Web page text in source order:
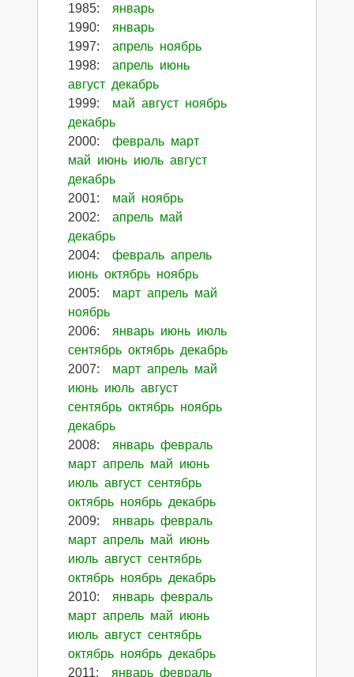
1985:
январь
1990:
январь
1997: апрель ноябрь
1998: апрель июнь
август декабрь
1999: май август ноябрь
декабрь
2000: февраль март
май июнь июль август
декабрь
2001: май ноябрь
2002: апрель май
декабрь
2004: февраль апрель
июнь октябрь ноябрь
2005: март апрель май
ноябрь
2006: январь июнь июль
сентябрь октябрь декабрь
2007: март апрель май
июнь июль август
сентябрь октябрь ноябрь
декабрь
2008: январь февраль
март апрель май июнь
июль август сентябрь
октябрь ноябрь декабрь
2009: январь февраль
март апрель май июнь
июль август сентябрь
октябрь ноябрь декабрь
2010: январь февраль
март апрель май июнь
июль август сентябрь
октябрь ноябрь декабрь
2011: январь февраль